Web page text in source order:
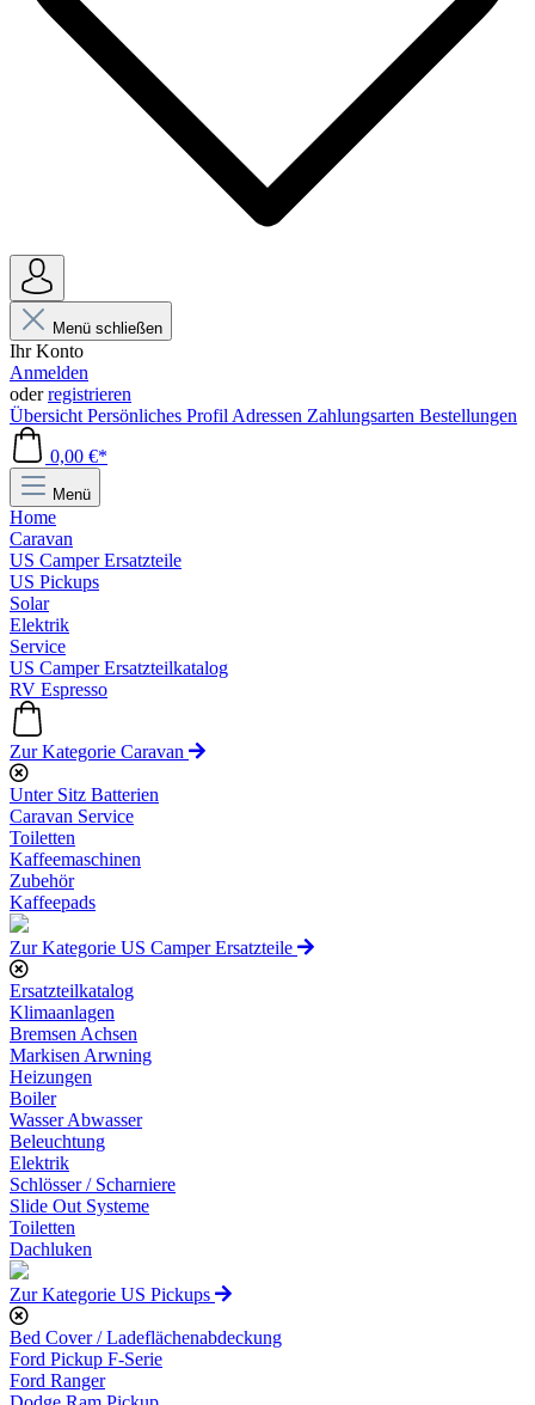
Menü schließen
Ihr Konto
Anmelden
oderregistrieren
Übersicht Persönliches Profil Adressen Zahlungsarten Bestellungen
0,00 €*
Menü
Home
Caravan
US Camper Ersatzteile
US Pickups
Solar
Elektrik
Service
US Camper Ersatzteilkatalog
RV Espresso
Zur Kategorie Caravan
Unter Sitz Batterien
Caravan Service
Toiletten
Kaffeemaschinen
Zubehör
Kaffeepads
Zur Kategorie US Camper Ersatzteile
Ersatzteilkatalog
Klimaanlagen
Bremsen Achsen
Markisen Arwning
Heizungen
Boiler
Wasser Abwasser
Beleuchtung
Elektrik
Schlösser / Scharniere
Slide Out Systeme
Toiletten
Dachluken
Zur Kategorie US Pickups
Bed Cover / Ladeflächenabdeckung
Ford Pickup F-Serie
Ford Ranger